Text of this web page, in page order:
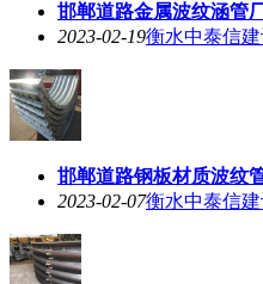
邯郸道路金属波纹涵管
2023-02-19衡水中泰信
邯郸道路钢板材质波纹
2023-02-07衡水中泰信